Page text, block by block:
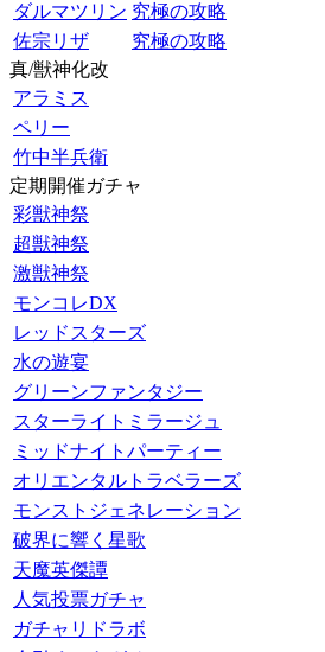
ダルマツリン 究極の攻略
佐宗リザ
究極の攻略
真/獣神化改
アラミス
ペリー
竹中半兵衛
定期開催ガチャ
彩獣神祭
超獣神祭
激獣神祭
モンコレDX
レッドスターズ
水の遊宴
グリーンファンタジー
スターライトミラージュ
ミッドナイトパーティー
オリエンタルトラベラーズ
モンストジェネレーション
破界に響く星歌
天魔英傑譚
人気投票ガチャ
ガチャリドラボ